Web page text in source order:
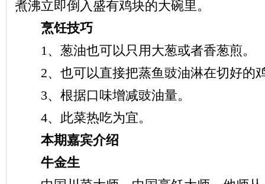
煮沸立即倒入盛有鸡块的大碗里。
烹饪技巧
1、葱油也可以只用大葱或者香葱煎。
2、也可以直接把蒸鱼豉油淋在切好的
3、根据口味增减豉油量。
4、此菜热吃为宜。
本期嘉宾介绍
牛金生